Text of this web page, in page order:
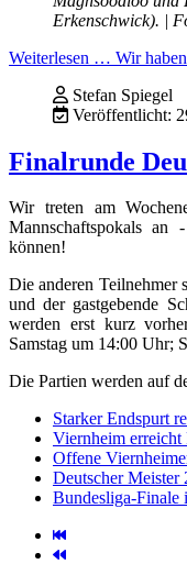
Erkenschwick). |
Weiterlesen … Wir
Stefan Spiegel
Veröffentlicht:
Finalrunde
Wir treten am
Mannschaftspokals
können!
Die anderen Teilnehmer
und der gastgebende
werden erst kurz
Samstag um 14:00 Uhr;
Die Partien werden auf
Starker Endspurt
Viernheim erreicht
Offene
Deutscher Meister
Bundesliga-Finale